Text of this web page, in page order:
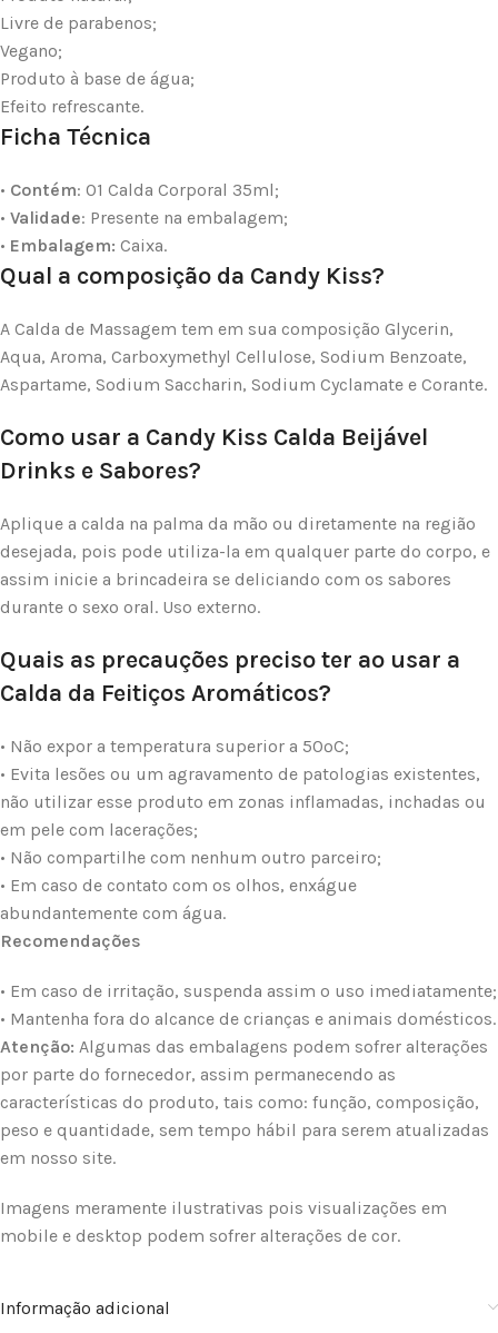
Livre de parabenos;
Vegano;
Produto à base de água;
Efeito refrescante.
Ficha Técnica
• Contém: 01 Calda Corporal 35ml;
• Validade: Presente na embalagem;
• Embalagem: Caixa.
Qual a composição da Candy Kiss?
A Calda de Massagem tem em sua composição Glycerin,
Aqua, Aroma, Carboxymethyl Cellulose, Sodium Benzoate,
Aspartame, Sodium Saccharin, Sodium Cyclamate e Corante.
Como usar a Candy Kiss Calda Beijável
Drinks e Sabores?
Aplique a calda na palma da mão ou diretamente na região
desejada, pois pode utiliza-la em qualquer parte do corpo, e
assim inicie a brincadeira se deliciando com os sabores
durante o sexo oral. Uso externo.
Quais as precauções preciso ter ao usar a
Calda da Feitiços Aromáticos?
• Não expor a temperatura superior a 50ºC;
• Evita lesões ou um agravamento de patologias existentes,
não utilizar esse produto em zonas inflamadas, inchadas ou
em pele com lacerações;
• Não compartilhe com nenhum outro parceiro;
• Em caso de contato com os olhos, enxágue
abundantemente com água.
Recomendações
• Em caso de irritação, suspenda assim o uso imediatamente;
• Mantenha fora do alcance de crianças e animais domésticos.
Atenção: Algumas das embalagens podem sofrer alterações
por parte do fornecedor, assim permanecendo as
características do produto, tais como: função, composição,
peso e quantidade, sem tempo hábil para serem atualizadas
em nosso site.
Imagens meramente ilustrativas pois visualizações em
mobile e desktop podem sofrer alterações de cor.
Informação adicional